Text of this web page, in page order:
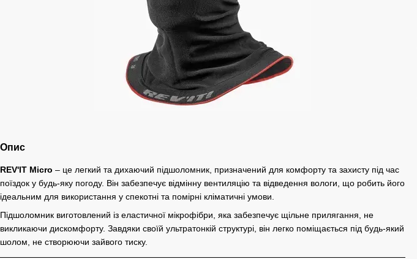
Опис
REV'IT Micro – це легкий та дихаючий підшоломник, призначений для комфорту та захисту під час
поїздок у будь-яку погоду. Він забезпечує відмінну вентиляцію та відведення вологи, що робить його
ідеальним для використання у спекотні та помірні кліматичні умови.
Підшоломник виготовлений із еластичної мікрофібри, яка забезпечує щільне прилягання, не
викликаючи дискомфорту. Завдяки своїй ультратонкій структурі, він легко поміщається під будь-який
шолом, не створюючи зайвого тиску.